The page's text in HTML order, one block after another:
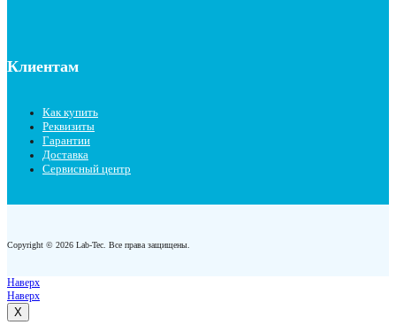
Клиентам
Как купить
Реквизиты
Гарантии
Доставка
Сервисный центр
Copyright © 2026 Lab-Tec. Все права защищены.
Наверх
Наверх
X